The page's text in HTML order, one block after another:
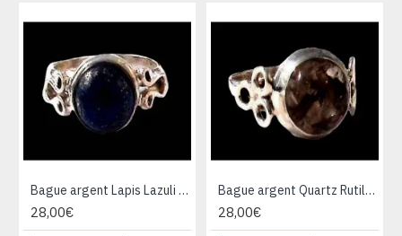
Bague argent Lapis Lazuli - Bijoux Inde - Bijoux indiens
28,00€
Bague argent Quartz Rutile - Bague indienne - Bijoux indiens
28,00€